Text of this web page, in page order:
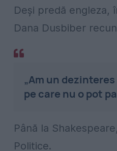
Deși predă engleza,
Dana Dusbiber
„Am un
pe care nu o pot
Până la
Politice.